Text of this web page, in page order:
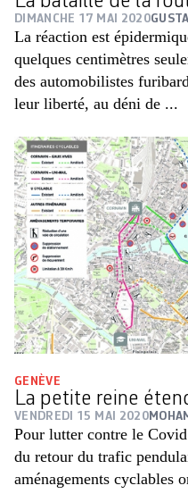
DIMANCHE 17 MAI 2020
La réaction est
quelques centimètres
des automobilistes
leur liberté, au déni de ...
GENÈVE
La petite reine
VENDREDI 15 MAI 2020
Pour lutter contre le
du retour du trafic
aménagements cyclables